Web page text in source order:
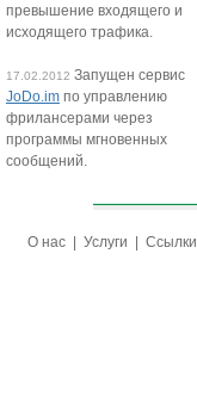
превышение входящего и
исходящего трафика.
17.02.2012 Запущен сервис
JoDo.im по управлению
фрилансерами через
программы мгновенных
сообщений.
О нас Услуги Ссылки